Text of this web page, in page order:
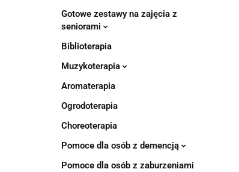
Gotowe zestawy na zajęcia z
seniorami
Biblioterapia
Muzykoterapia
Aromaterapia
Ogrodoterapia
Choreoterapia
Pomoce dla osób z demencją
Pomoce dla osób z zaburzeniami